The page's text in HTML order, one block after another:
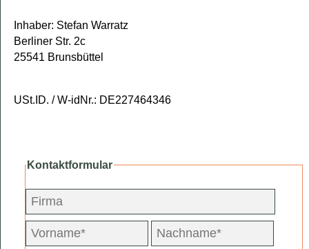
Inhaber: Stefan Warratz
Berliner Str. 2c
25541 Brunsbüttel
USt.ID. / W-idNr.: DE227464346
Kontaktformular